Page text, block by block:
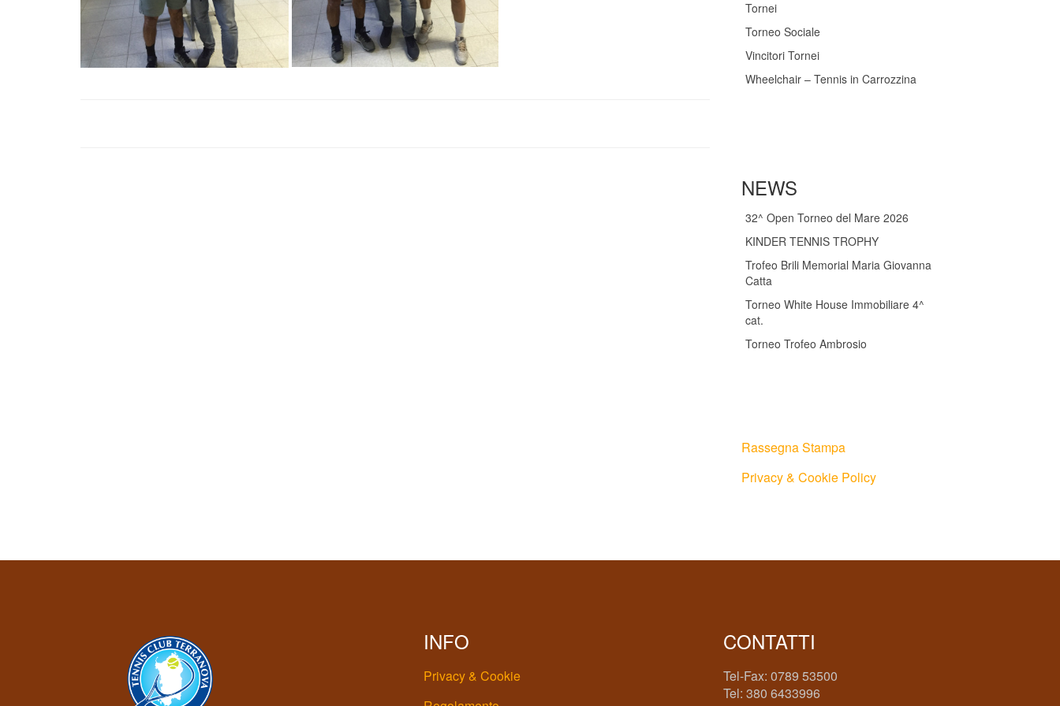
Tornei
Torneo Sociale
Vincitori Tornei
Wheelchair – Tennis in Carrozzina
NEWS
32^ Open Torneo del Mare 2026
KINDER TENNIS TROPHY
Trofeo Brili Memorial Maria Giovanna
Catta
Torneo White House Immobiliare 4^
cat.
Torneo Trofeo Ambrosio
Rassegna Stampa
Privacy & Cookie Policy
INFO
Privacy & Cookie
CONTATTI
Tel-Fax: 0789 53500
Tel: 380 6433996